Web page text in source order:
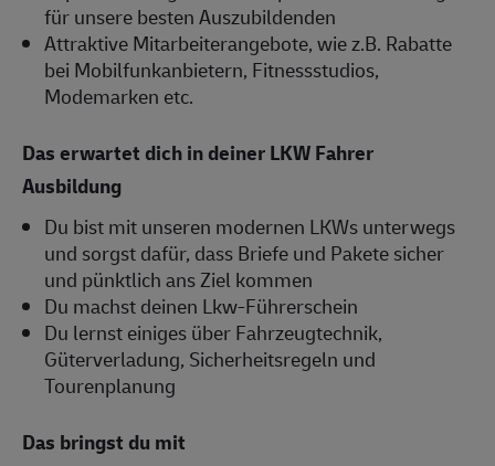
für unsere besten Auszubildenden
Attraktive Mitarbeiterangebote, wie z.B. Rabatte
bei Mobilfunkanbietern, Fitnessstudios,
Modemarken etc.
Das erwartet dich in deiner LKW Fahrer
Ausbildung
Du bist mit unseren modernen LKWs unterwegs
und sorgst dafür, dass Briefe und Pakete sicher
und pünktlich ans Ziel kommen
Du machst deinen Lkw-Führerschein
Du lernst einiges über Fahrzeugtechnik,
Güterverladung, Sicherheitsregeln und
Tourenplanung
Das bringst du mit